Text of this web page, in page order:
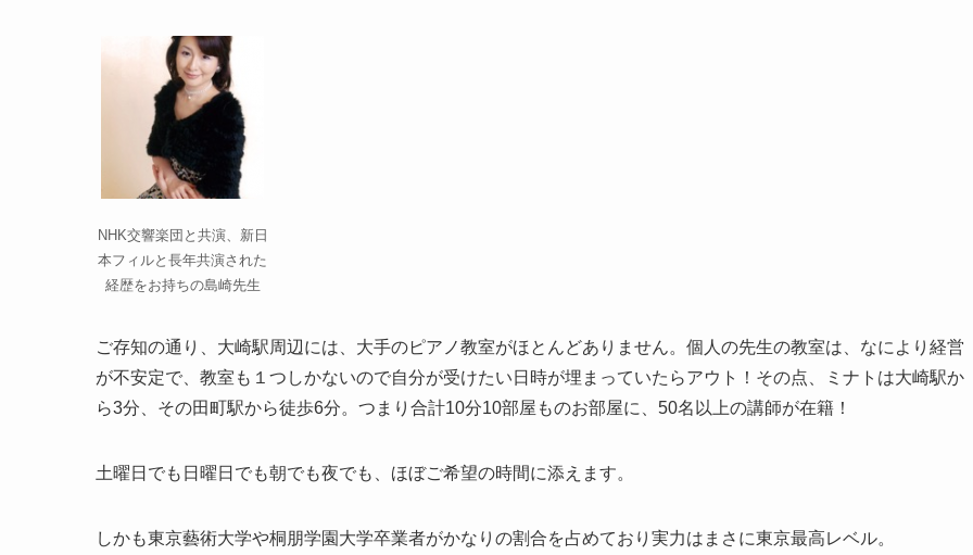
NHK交響楽団と共演、新日
本フィルと長年共演された
経歴をお持ちの島崎先生
ご存知の通り、大崎駅周辺には、大手のピアノ教室がほとんどありません。個人の先生の教室は、なにより経営
が不安定で、教室も１つしかないので自分が受けたい日時が埋まっていたらアウト！その点、ミナトは大崎駅か
ら3分、その田町駅から徒歩6分。つまり合計10分10部屋ものお部屋に、50名以上の講師が在籍！
土曜日でも日曜日でも朝でも夜でも、ほぼご希望の時間に添えます。
しかも東京藝術大学や桐朋学園大学卒業者がかなりの割合を占めており実力はまさに東京最高レベル。